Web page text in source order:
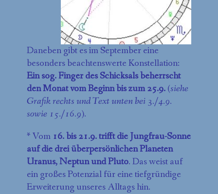
Daneben gibt es im September eine
besonders beachtenswerte Kon­stellation:
Ein sog. Finger des Schicksals beherrscht
den Monat vom Beginn bis zum 25.9.(siehe
Grafik rechts und Text unten bei 3./4.9.
sowie 15./16.9).
* Vom 16. bis 21.9. trifft die Jungfrau-Sonne
auf die drei überpersönlichen Planeten
Uranus, Neptun und Pluto. Das weist auf
ein großes Potenzial für eine tiefgründige
Erweiterung unseres Alltags hin.